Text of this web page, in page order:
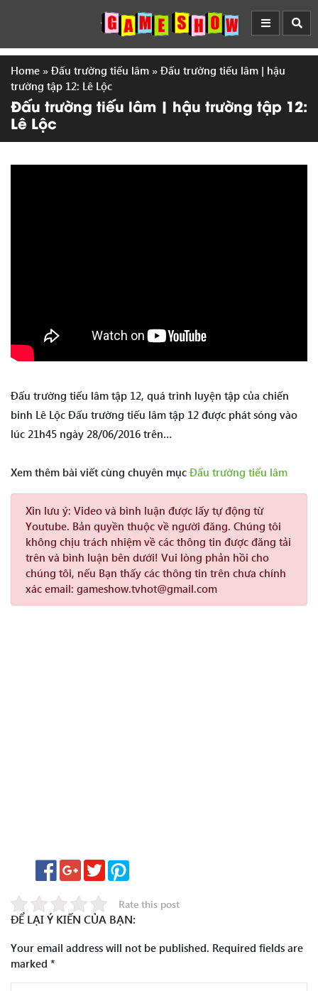
Home » Đấu trường tiếu lâm » Đấu trường tiếu lâm | hậu
trường tập 12: Lê Lộc
Đấu trường tiếu lâm | hậu trường tập 12:
Lê Lộc
Đấu trường tiếu lâm tập 12, quá trình luyện tập của chiến
binh Lê Lộc Đấu trường tiếu lâm tập 12 được phát sóng vào
lúc 21h45 ngày 28/06/2016 trên…
Xem thêm bài viết cùng chuyên mục Đấu trường tiếu lâm
Xin lưu ý: Video và bình luận được lấy tự động từ
Youtube. Bản quyền thuộc về người đăng. Chúng tôi
không chịu trách nhiệm về các thông tin được đăng tải
trên và bình luận bên dưới! Vui lòng phản hồi cho
chúng tôi, nếu Bạn thấy các thông tin trên chưa chính
xác email: gameshow.tvhot@gmail.com
Rate this post
ĐỂ LẠI Ý KIẾN CỦA BẠN:
Your email address will not be published. Required fields are
marked *